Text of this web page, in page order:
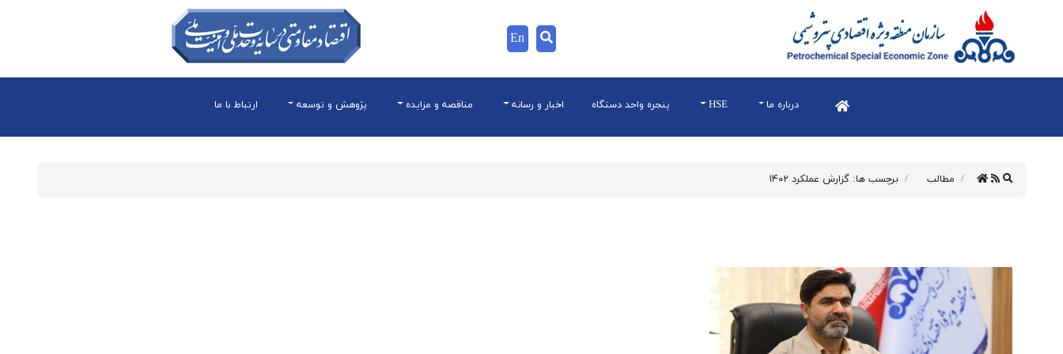
En
درباره ما HSE پنجره واحد دستگاه اخبار و رسانه مناقصه و مزایده پژوهش و توسعه ارتباط با ما
مطالب برچسب ها: گزارش عملکرد ۱۴۰۲